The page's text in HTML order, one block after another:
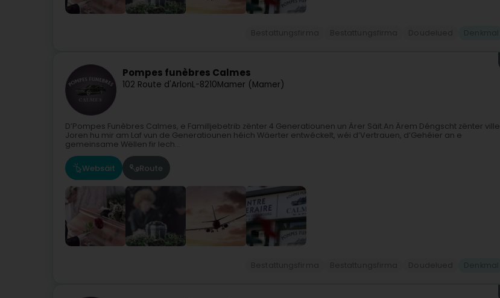
Pompes funèbres Calmes
102 Route d'ArlonL-8210Mamer (Mamer)
D’Pompes Funèbres Calmes, e Familljebetrib zënter 4 Generatiounen un Ärer Säit.An Ärem Déngscht zënter ville
Joren hu mir am Laf vun de Generatiounen héich Wäerter entwéckelt, wéi d’Vertrauen, d’Gehéier an e
gemeinsame Wëllen fir Iech...
Websäit Route